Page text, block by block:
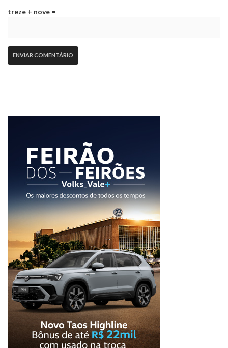
treze + nove =